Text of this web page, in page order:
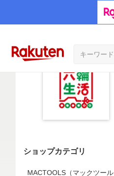
ショップカテゴリ
MACTOOLS（マックツール